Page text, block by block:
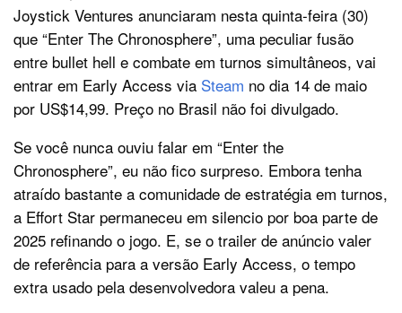
Joystick Ventures anunciaram nesta quinta-feira (30)
que “Enter The Chronosphere”, uma peculiar fusão
entre bullet hell e combate em turnos simultâneos, vai
entrar em Early Access via Steam no dia 14 de maio
por US$14,99. Preço no Brasil não foi divulgado.
Se você nunca ouviu falar em “Enter the
Chronosphere”, eu não fico surpreso. Embora tenha
atraído bastante a comunidade de estratégia em turnos,
a Effort Star permaneceu em silencio por boa parte de
2025 refinando o jogo. E, se o trailer de anúncio valer
de referência para a versão Early Access, o tempo
extra usado pela desenvolvedora valeu a pena.